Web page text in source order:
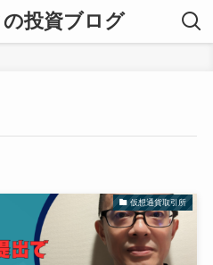
投資ブログ
仮想通貨取引所